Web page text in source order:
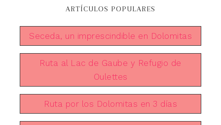
ARTÍCULOS POPULARES
Seceda, un imprescindible en Dolomitas
Ruta al Lac de Gaube y Refugio de
Oulettes
Ruta por los Dolomitas en 3 días